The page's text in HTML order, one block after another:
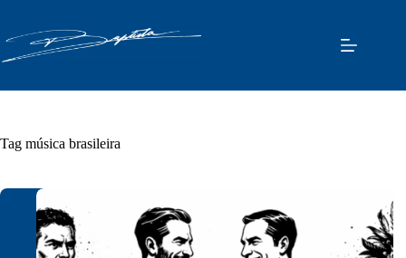
o
conteúdo
Tag música brasileira